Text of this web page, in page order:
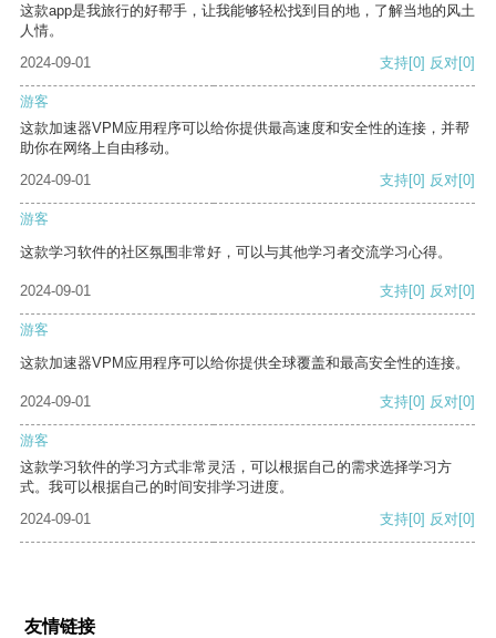
这款app是我旅行的好帮手，让我能够轻松找到目的地，了解当地的风土
人情。
2024-09-01
支持[0] 反对[0]
游客
这款加速器VPM应用程序可以给你提供最高速度和安全性的连接，并帮
助你在网络上自由移动。
2024-09-01
支持[0] 反对[0]
游客
这款学习软件的社区氛围非常好，可以与其他学习者交流学习心得。
2024-09-01 支持[0] 反对[0]
游客
这款加速器VPM应用程序可以给你提供全球覆盖和最高安全性的连接。
2024-09-01 支持[0] 反对[0]
游客
这款学习软件的学习方式非常灵活，可以根据自己的需求选择学习方
式。我可以根据自己的时间安排学习进度。
2024-09-01
支持[0] 反对[0]
友情链接